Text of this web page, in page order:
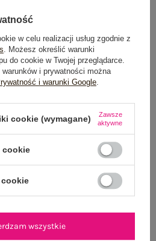
200,00 zł
w celu realizacji usług zgodnie z
. Możesz określić warunki
do cookie w Twojej przeglądarce.
i prywatności można
i warunki Google.
cookie (wymagane)
Zawsze
aktywne
cookie
cookie
wszystkie